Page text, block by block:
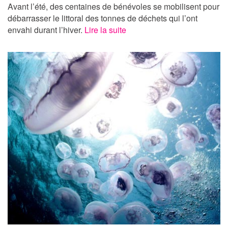
Avant l’été, des centaines de bénévoles se mobilisent pour
débarrasser le littoral des tonnes de déchets qui l’ont
envahi durant l’hiver. Lire la suite